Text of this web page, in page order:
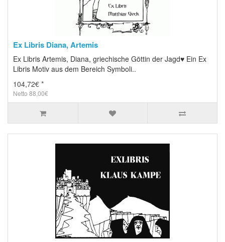
Ex Libris Diana, Artemis
Ex Libris Artemis, Diana, griechische Göttin der Jagd♥ Ein Ex
Libris Motiv aus dem Bereich Symboli..
104,72€ *
Netto 88,00€